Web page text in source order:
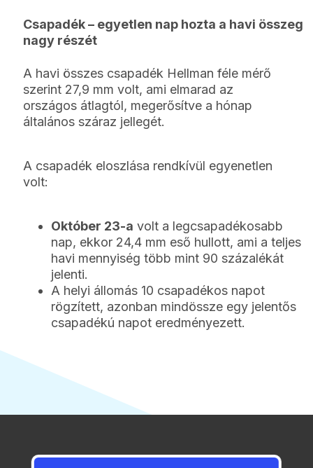
Csapadék – egyetlen nap hozta a havi összeg
nagy részét
A havi összes csapadék Hellman féle mérő
szerint 27,9 mm volt, ami elmarad az
országos átlagtól, megerősítve a hónap
általános száraz jellegét.
A csapadék eloszlása rendkívül egyenetlen
volt:
Október 23-a volt a legcsapadékosabb
nap, ekkor 24,4 mm eső hullott, ami a teljes
havi mennyiség több mint 90 százalékát
jelenti.
A helyi állomás 10 csapadékos napot
rögzített, azonban mindössze egy jelentős
csapadékú napot eredményezett.